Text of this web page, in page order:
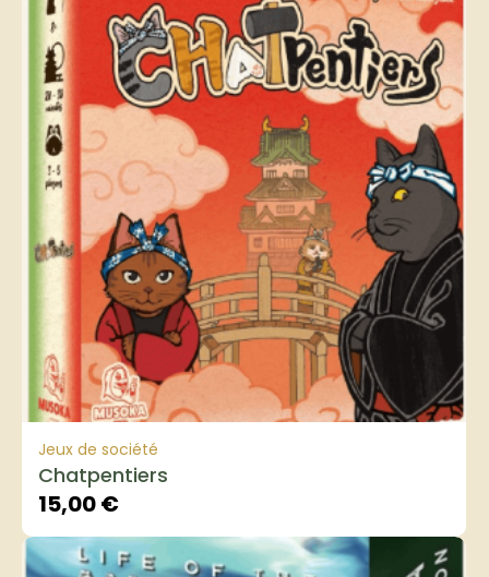
Jeux de société
Chatpentiers
15,00€